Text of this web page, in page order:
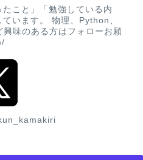
たこと」「勉強している内
います。 物理、Python、
興味のある方はフォローお願